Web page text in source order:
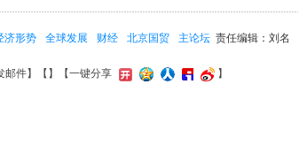
责任编辑：刘名
济形势 全球发展 财经 北京国贸 主论坛
邮件】【 】 【一键分享 】